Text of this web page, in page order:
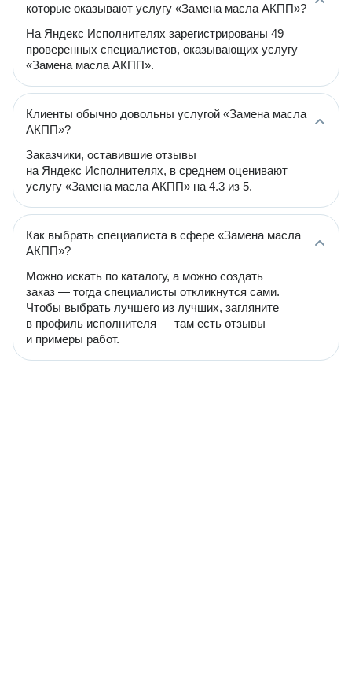
которые оказывают услугу «Замена масла АКПП»?
На Яндекс Исполнителях зарегистрированы 49
проверенных специалистов, оказывающих услугу
«Замена масла АКПП».
Клиенты обычно довольны услугой «Замена масла
АКПП»?
Заказчики, оставившие отзывы
на Яндекс Исполнителях, в среднем оценивают
услугу «Замена масла АКПП» на 4.3 из 5.
Как выбрать специалиста в сфере «Замена масла
АКПП»?
Можно искать по каталогу, а можно создать
заказ — тогда специалисты откликнутся сами.
Чтобы выбрать лучшего из лучших, загляните
в профиль исполнителя — там есть отзывы
и примеры работ.